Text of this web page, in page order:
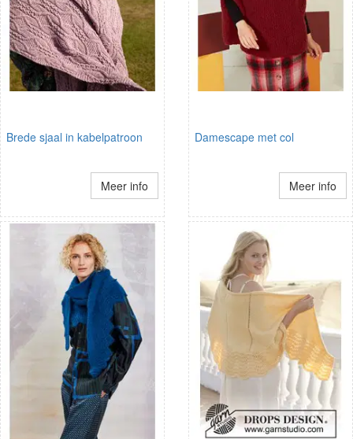
Brede sjaal in kabelpatroon
Meer info
Damescape met col
Meer info